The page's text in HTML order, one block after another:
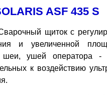
ASF 435 S
щиток с
и увеличенной
шеи, ушей оператора -
к воздействию